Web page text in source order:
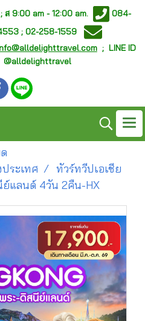
ส 9:00 am - 12:00 am.
084-
; 02-258-1559
; LINE ID
ระเทศ
ทัวร์ทวีปเอเชีย
ย์แลนด์ 4วัน 2คืน-HX